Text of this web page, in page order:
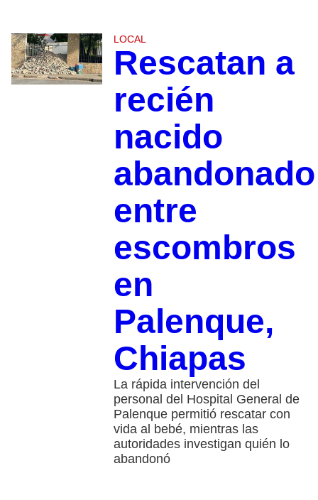
LOCAL
Rescatan a
recién
nacido
abandonado
entre
escombros
en
Palenque,
Chiapas
La rápida intervención del
personal del Hospital General de
Palenque permitió rescatar con
vida al bebé, mientras las
autoridades investigan quién lo
abandonó